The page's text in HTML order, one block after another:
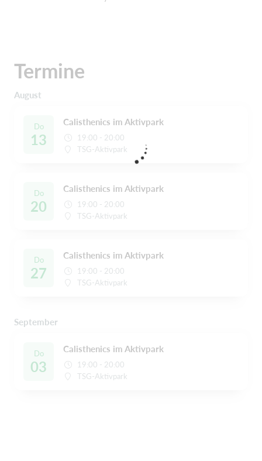
Termine
August
Do
13
Calisthenics im Aktivpark
19:00 - 20:00
TSG-Aktivpark
Do
20
Calisthenics im Aktivpark
19:00 - 20:00
TSG-Aktivpark
Do
27
Calisthenics im Aktivpark
19:00 - 20:00
TSG-Aktivpark
September
Do
03
Calisthenics im Aktivpark
19:00 - 20:00
TSG-Aktivpark